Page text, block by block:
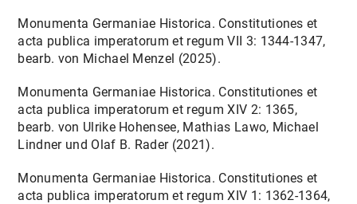
Monumenta Germaniae Historica. Constitutiones et
acta publica imperatorum et regum VII 3: 1344-1347,
bearb. von Michael Menzel (2025).
Monumenta Germaniae Historica. Constitutiones et
acta publica imperatorum et regum XIV 2: 1365,
bearb. von Ulrike Hohensee, Mathias Lawo, Michael
Lindner und Olaf B. Rader (2021).
Monumenta Germaniae Historica. Constitutiones et
acta publica imperatorum et regum XIV 1: 1362-1364,